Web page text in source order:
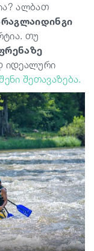
ალბათ
თუ
იდეალური
შეთავაზება.